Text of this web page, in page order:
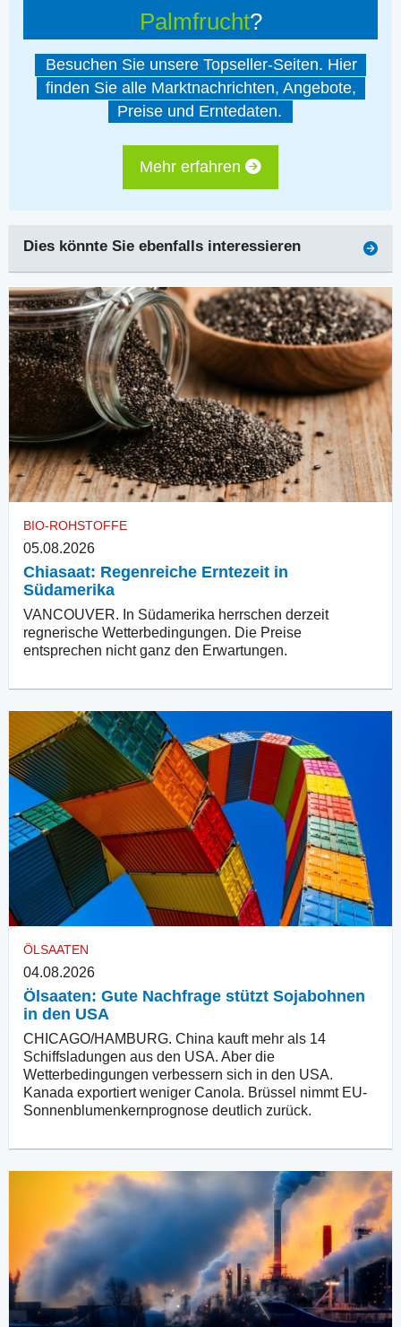
Palmfrucht?
Besuchen Sie unsere Topseller-Seiten. Hier
finden Sie alle Marktnachrichten, Angebote,
Preise und Erntedaten.
Mehr erfahren
Dies könnte Sie ebenfalls interessieren
BIO-ROHSTOFFE
05.08.2026
Chiasaat: Regenreiche Erntezeit in
Südamerika
VANCOUVER. In Südamerika herrschen derzeit
regnerische Wetterbedingungen. Die Preise
entsprechen nicht ganz den Erwartungen.
ÖLSAATEN
04.08.2026
Ölsaaten: Gute Nachfrage stützt Sojabohnen
in den USA
CHICAGO/HAMBURG. China kauft mehr als 14
Schiffsladungen aus den USA. Aber die
Wetterbedingungen verbessern sich in den USA.
Kanada exportiert weniger Canola. Brüssel nimmt EU-
Sonnenblumenkernprognose deutlich zurück.